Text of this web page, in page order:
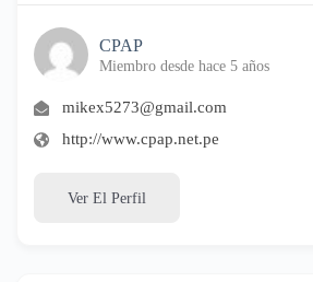
CPAP
Miembro desde hace 5 años
mikex5273@gmail.com
http://www.cpap.net.pe
Ver El Perfil